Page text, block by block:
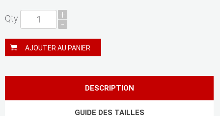
Qty +
-
AJOUTER AU PANIER
DESCRIPTION
GUIDE DES TAILLES